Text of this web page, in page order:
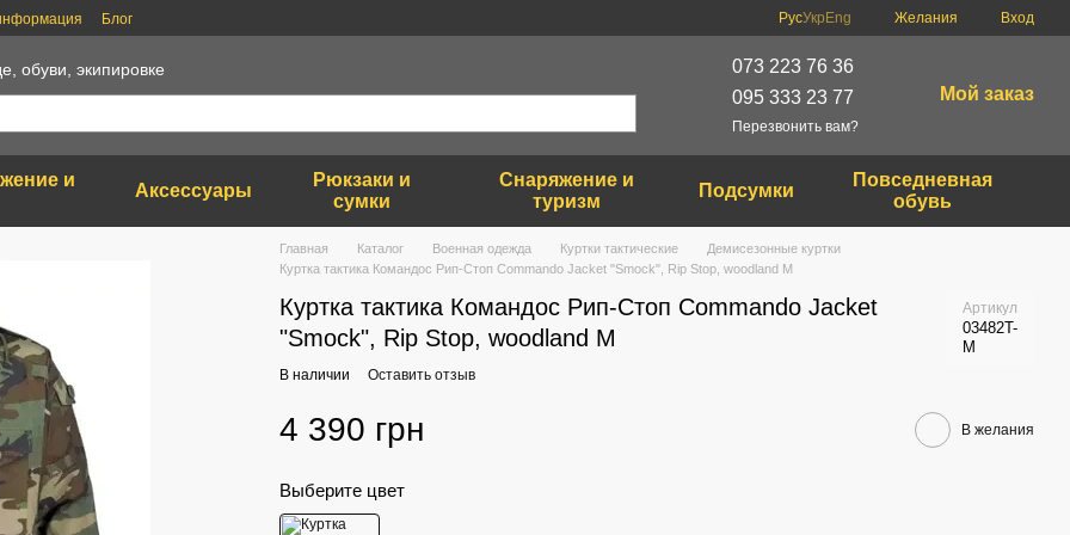
Блог РусУкр Eng Желания Вход
обуви, экипировке
073 223 76 36
095 333 23 77
Перезвонить вам?
Мой заказ
и
Аксессуары
Рюкзаки и
сумки
Снаряжение и
туризм
Подсумки
Повседневная
обувь
Главная Каталог Военная одежда Куртки тактические
Демисезонные куртки
Куртка тактика Командос Рип-Стоп Commando Jacket "Smock", Rip Stop, woodland M
Куртка тактика Командос Рип-Стоп Commando Jacket
"Smock", Rip Stop, woodland M
Артикул
03482T-
M
В наличии Оставить отзыв
4 390 грн В желания
Выберите цвет